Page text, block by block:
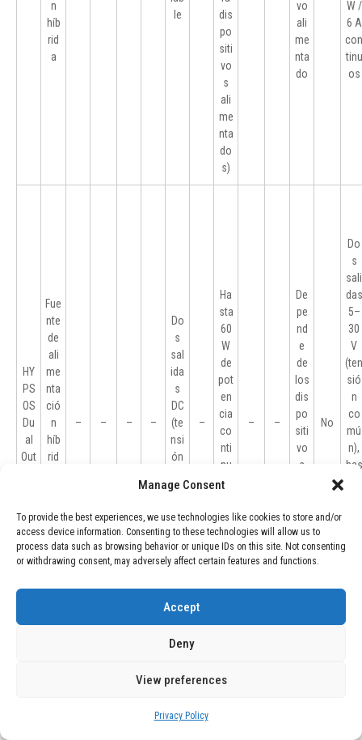
Manage Consent
To provide the best experiences, we use technologies like cookies to store and/or
access device information. Consenting to these technologies will allow us to
process data such as browsing behavior or unique IDs on this site. Not consenting
or withdrawing consent, may adversely affect certain features and functions.
Accept
Deny
View preferences
Privacy Policy
n
híb
rid
a
le
dis
po
siti
vo
s
ali
me
nta
do
s)
vo
ali
me
nta
do
W /
6 A
con
tinu
os
HY
PS
OS
Du
al
Out
Fue
nte
de
ali
me
nta
ció
n
híb
rid
sali
da
– – – –
Do
s
sal
ida
s
DC
(te
nsi
ón
mp
da)
–
Ha
sta
60
W
de
pot
en
cia
co
nti
nu
a
mb
ina
da
– –
De
pe
nd
e
de
los
dis
po
siti
vo
s
nta
do
s
No
Do
s
sali
das
5–
30
V
(ten
sió
n
co
mú
n),
has
del audio de alta resolución, donde los consumidores buscan